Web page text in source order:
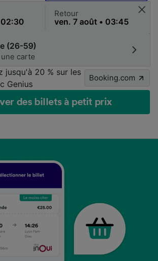
Retour
(26-59)
carte
jusqu'à 20 % sur les
Genius
Booking.com
des billets à petit prix